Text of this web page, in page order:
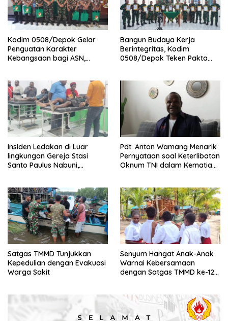
Kodim 0508/Depok Gelar
Penguatan Karakter
Kebangsaan bagi ASN,
Bangun Budaya Kerja
Berintegritas, Kodim
0508/Depok Teken Pakta
Insiden Ledakan di Luar
lingkungan Gereja Stasi
Santo Paulus Nabuni,
Pdt. Anton Wamang Menarik
Pernyataan soal Keterlibatan
Oknum TNI dalam Kematian
Satgas TMMD Tunjukkan
Kepedulian dengan Evakuasi
Warga Sakit
Senyum Hangat Anak-Anak
Warnai Kebersamaan
dengan Satgas TMMD ke-128